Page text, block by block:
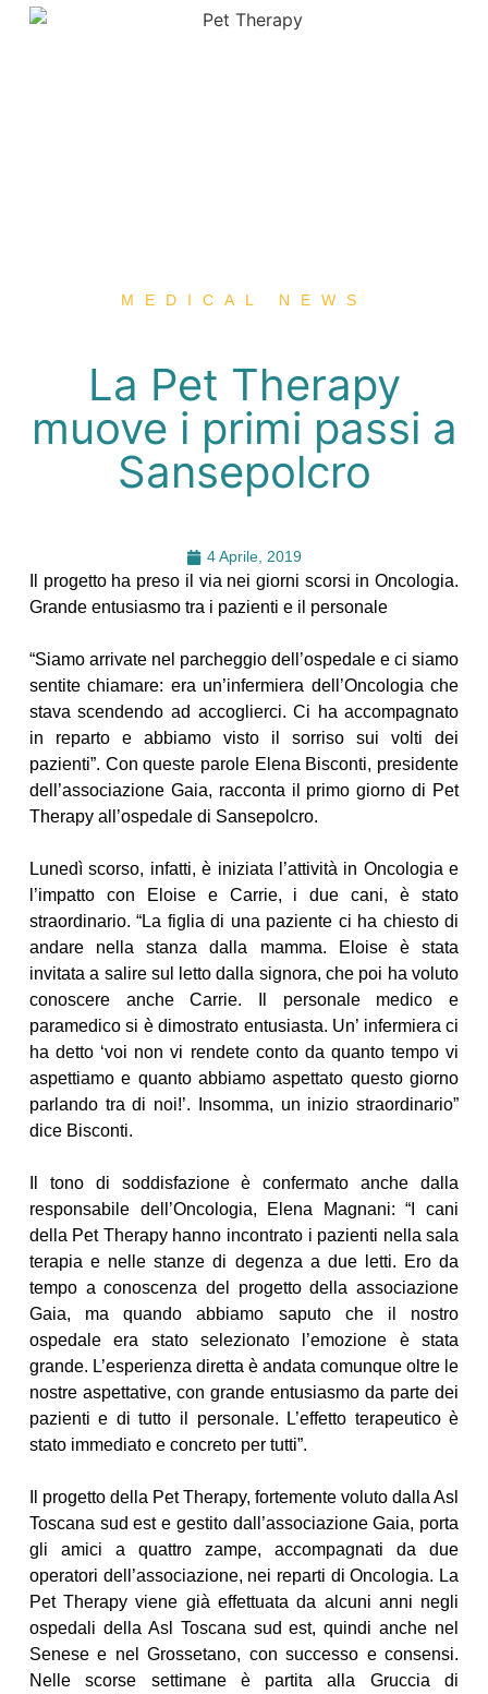
MEDICAL NEWS
La Pet Therapy
muove i primi passi a
Sansepolcro
4 Aprile, 2019
Il progetto ha preso il via nei giorni scorsi in Oncologia.
Grande entusiasmo tra i pazienti e il personale
“Siamo arrivate nel parcheggio dell’ospedale e ci siamo
sentite chiamare: era un’infermiera dell’Oncologia che
stava scendendo ad accoglierci. Ci ha accompagnato
in reparto e abbiamo visto il sorriso sui volti dei
pazienti”. Con queste parole Elena Bisconti, presidente
dell’associazione Gaia, racconta il primo giorno di Pet
Therapy all’ospedale di Sansepolcro.
Lunedì scorso, infatti, è iniziata l’attività in Oncologia e
l’impatto con Eloise e Carrie, i due cani, è stato
straordinario. “La figlia di una paziente ci ha chiesto di
andare nella stanza dalla mamma. Eloise è stata
invitata a salire sul letto dalla signora, che poi ha voluto
conoscere anche Carrie. Il personale medico e
paramedico si è dimostrato entusiasta. Un’ infermiera ci
ha detto ‘voi non vi rendete conto da quanto tempo vi
aspettiamo e quanto abbiamo aspettato questo giorno
parlando tra di noi!’. Insomma, un inizio straordinario”
dice Bisconti.
Il tono di soddisfazione è confermato anche dalla
responsabile dell’Oncologia, Elena Magnani: “I cani
della Pet Therapy hanno incontrato i pazienti nella sala
terapia e nelle stanze di degenza a due letti. Ero da
tempo a conoscenza del progetto della associazione
Gaia, ma quando abbiamo saputo che il nostro
ospedale era stato selezionato l’emozione è stata
grande. L’esperienza diretta è andata comunque oltre le
nostre aspettative, con grande entusiasmo da parte dei
pazienti e di tutto il personale. L’effetto terapeutico è
stato immediato e concreto per tutti”.
Il progetto della Pet Therapy, fortemente voluto dalla Asl
Toscana sud est e gestito dall’associazione Gaia, porta
gli amici a quattro zampe, accompagnati da due
operatori dell’associazione, nei reparti di Oncologia. La
Pet Therapy viene già effettuata da alcuni anni negli
ospedali della Asl Toscana sud est, quindi anche nel
Senese e nel Grossetano, con successo e consensi.
Nelle scorse settimane è partita alla Gruccia di